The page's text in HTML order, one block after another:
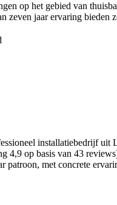
op het gebied van
zeven jaar ervaring
installatiebedrijf
4,9 op basis van 43
patroon, met concrete